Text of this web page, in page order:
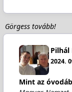
Görgess tovább!
Pilhál
2024.
Mint az